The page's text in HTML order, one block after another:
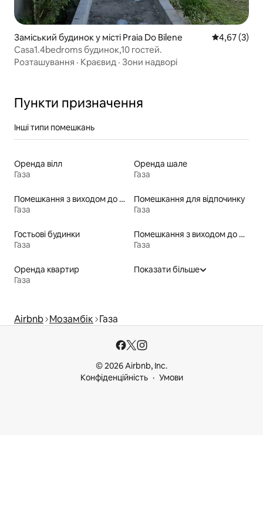
Заміський будинок у місті Praia Do Bilene Середня
4,67 (3)
Casa1.4bedroms будинок,10 гостей.
Розташування · Краєвид · Зони надворі
Пункти призначення
Інші типи помешкань
Оренда вілл
Газа
Оренда шале
Газа
Помешкання з виходом до озера
Газа
Помешкання для відпочинку
Газа
Гостьові будинки
Газа
Помешкання з виходом до пляжу
Газа
Оренда квартир
Газа
Показати більше
Airbnb Мозамбік Газа
© 2026 Airbnb, Inc.
Конфіденційність
Умови